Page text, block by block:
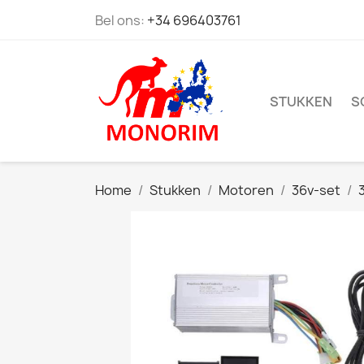
Bel ons: +34 696403761
STUKKEN
Home Stukken Motoren 36v-set